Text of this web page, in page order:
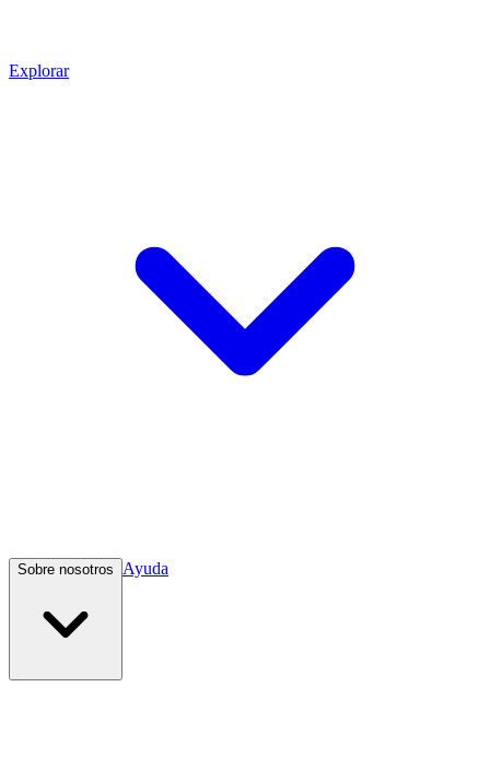
Explorar
Sobre nosotros Ayuda